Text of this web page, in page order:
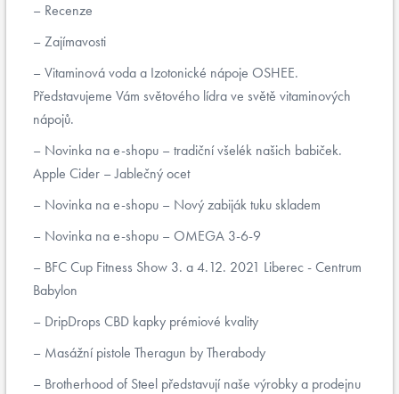
Recenze
Zajímavosti
Vitaminová voda a Izotonické nápoje OSHEE.
Představujeme Vám světového lídra ve světě vitaminových
nápojů.
Novinka na e-shopu – tradiční všelék našich babiček.
Apple Cider – Jablečný ocet
Novinka na e-shopu – Nový zabiják tuku skladem
Novinka na e-shopu – OMEGA 3-6-9
BFC Cup Fitness Show 3. a 4.12. 2021 Liberec - Centrum
Babylon
DripDrops CBD kapky prémiové kvality
Masážní pistole Theragun by Therabody
Brotherhood of Steel představují naše výrobky a prodejnu